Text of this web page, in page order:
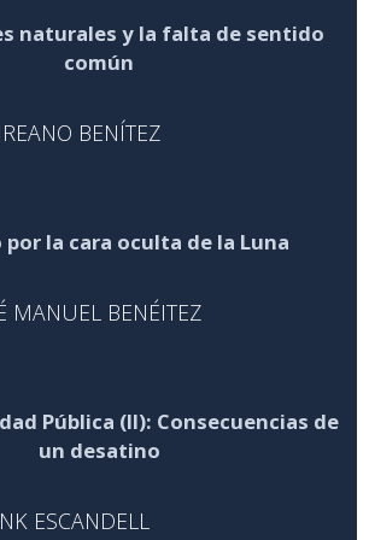
naturales y la falta de sentido
común
BENÍTEZ
por la cara oculta de la Luna
MANUEL BENÉITEZ
Pública (II): Consecuencias de
un desatino
ESCANDELL